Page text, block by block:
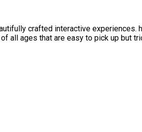
crafted interactive
all ages that are easy to pick up but